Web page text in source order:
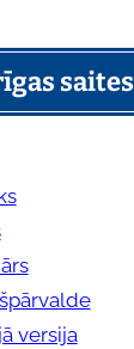
saites
versija